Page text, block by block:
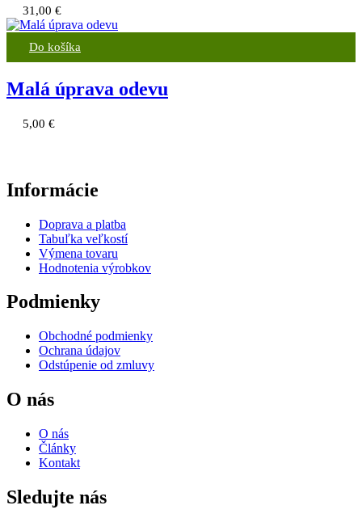
31,00 €
Do košíka
Malá úprava odevu
5,00 €
Informácie
Doprava a platba
Tabuľka veľkostí
Výmena tovaru
Hodnotenia výrobkov
Podmienky
Obchodné podmienky
Ochrana údajov
Odstúpenie od zmluvy
O nás
O nás
Články
Kontakt
Sledujte nás